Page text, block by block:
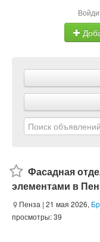
Фасадная
элементами в
Пенза | 21 мая 2026,
просмотры: 39